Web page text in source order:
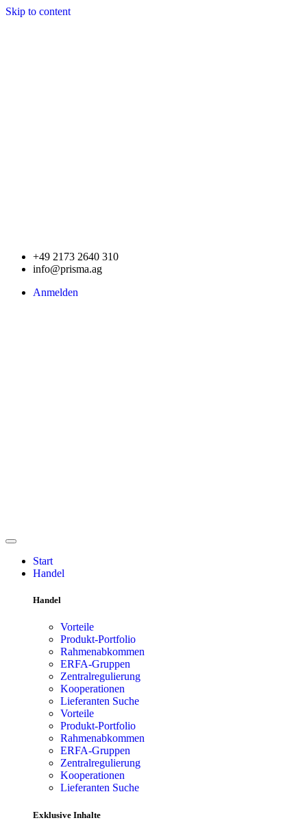
Skip to content
+49 2173 2640 310
info@prisma.ag
Anmelden
Start
Handel
Handel
Vorteile
Produkt-Portfolio
Rahmenabkommen
ERFA-Gruppen
Zentralregulierung
Kooperationen
Lieferanten Suche
Vorteile
Produkt-Portfolio
Rahmenabkommen
ERFA-Gruppen
Zentralregulierung
Kooperationen
Lieferanten Suche
Exklusive Inhalte